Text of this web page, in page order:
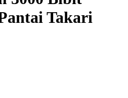
Takari